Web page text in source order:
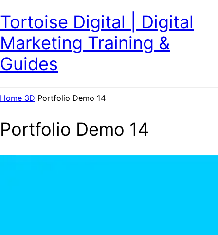
Tortoise Digital | Digital
Marketing Training &
Guides
Home 3D Portfolio Demo 14
Portfolio Demo 14